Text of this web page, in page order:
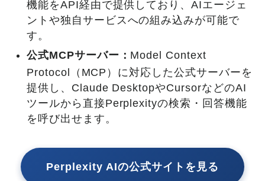
機能をAPI経由で提供しており、AIエージェ
ントや独自サービスへの組み込みが可能で
す。
公式MCPサーバー： Model Context
Protocol（MCP）に対応した公式サーバーを
提供し、Claude DesktopやCursorなどのAI
ツールから直接Perplexityの検索・回答機能
を呼び出せます。
Perplexity AIの公式サイトを見る